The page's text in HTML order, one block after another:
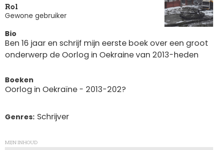
Rol
Gewone gebruiker
Bio
Ben 16 jaar en schrijf mijn eerste boek over een groot
onderwerp de Oorlog in Oekraine van 2013-heden
Boeken
Oorlog in Oekraïne - 2013-202?
Genres Schrijver
MIJN INHOUD